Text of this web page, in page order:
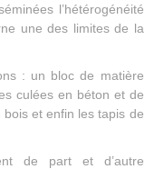
l’hétérogénéité
une des limites de la
: un bloc de matière
culées en béton et de
et enfin les tapis de
de part et d’autre